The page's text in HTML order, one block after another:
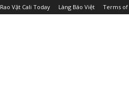
Rao Vặt Cali Today Làng Báo Việt Terms of